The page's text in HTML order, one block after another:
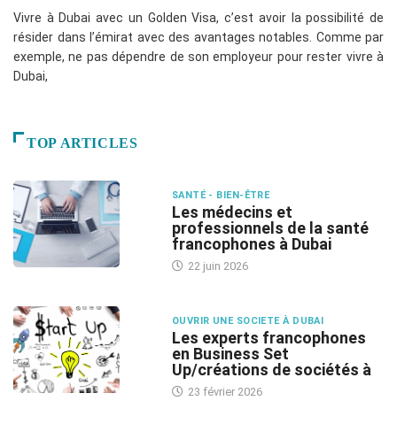
Vivre à Dubai avec un Golden Visa, c’est avoir la possibilité de
résider dans l’émirat avec des avantages notables. Comme par
exemple, ne pas dépendre de son employeur pour rester vivre à
Dubai,
TOP ARTICLES
SANTÉ - BIEN-ÊTRE
Les médecins et
professionnels de la santé
francophones à Dubai
22 juin 2026
OUVRIR UNE SOCIETE À DUBAI
Les experts francophones
en Business Set
Up/créations de sociétés à
23 février 2026